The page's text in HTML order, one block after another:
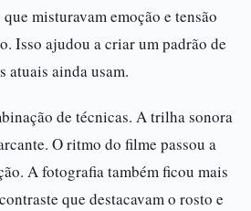
misturavam emoção e tensão
Isso ajudou a criar um padrão de
atuais ainda usam.
de técnicas. A trilha sonora
O ritmo do filme passou a
A fotografia também ficou mais
que destacavam o rosto e